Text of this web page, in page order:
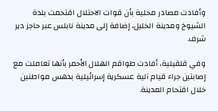
وأفادت مصادر محلية بأن قوات الاحتلال اقتحمت بلدة
الشيوخ ومدينة الخليل، إضافة إلى مدينة نابلس عبر حاجز دير
شرف.
وفي قلقيلية، أفادت طواقم الهلال الأحمر بأنها تعاملت مع
إصابتين جراء قيام آلية عسكرية إسرائيلية بدهس مواطنين
خلال اقتحام المدينة.